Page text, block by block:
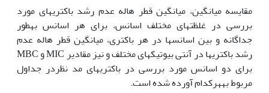
مقایسه میانگین، میانگین قطر هاله عدم رشد باکتری‏های مورد
بررسی در غلظت‏های مختلف اسانس، برای هر اسانس به‏طور
جداگانه و بین اسانس‏ها در هر باکتری، میانگین قطر هاله عدم
رشد باکتری‏ها در آنتی بیوتیک‏های مختلف و نیز مقادیر MIC و MBC
برای دو اسانس مورد بررسی در باکتری‏های مد نظردر جداول
مربوط به‏هرکدام آورده شده است.